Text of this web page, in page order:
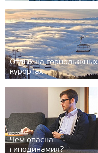
Отдых на горнолыжных
курортах
Чем опасна
гиподинамия?